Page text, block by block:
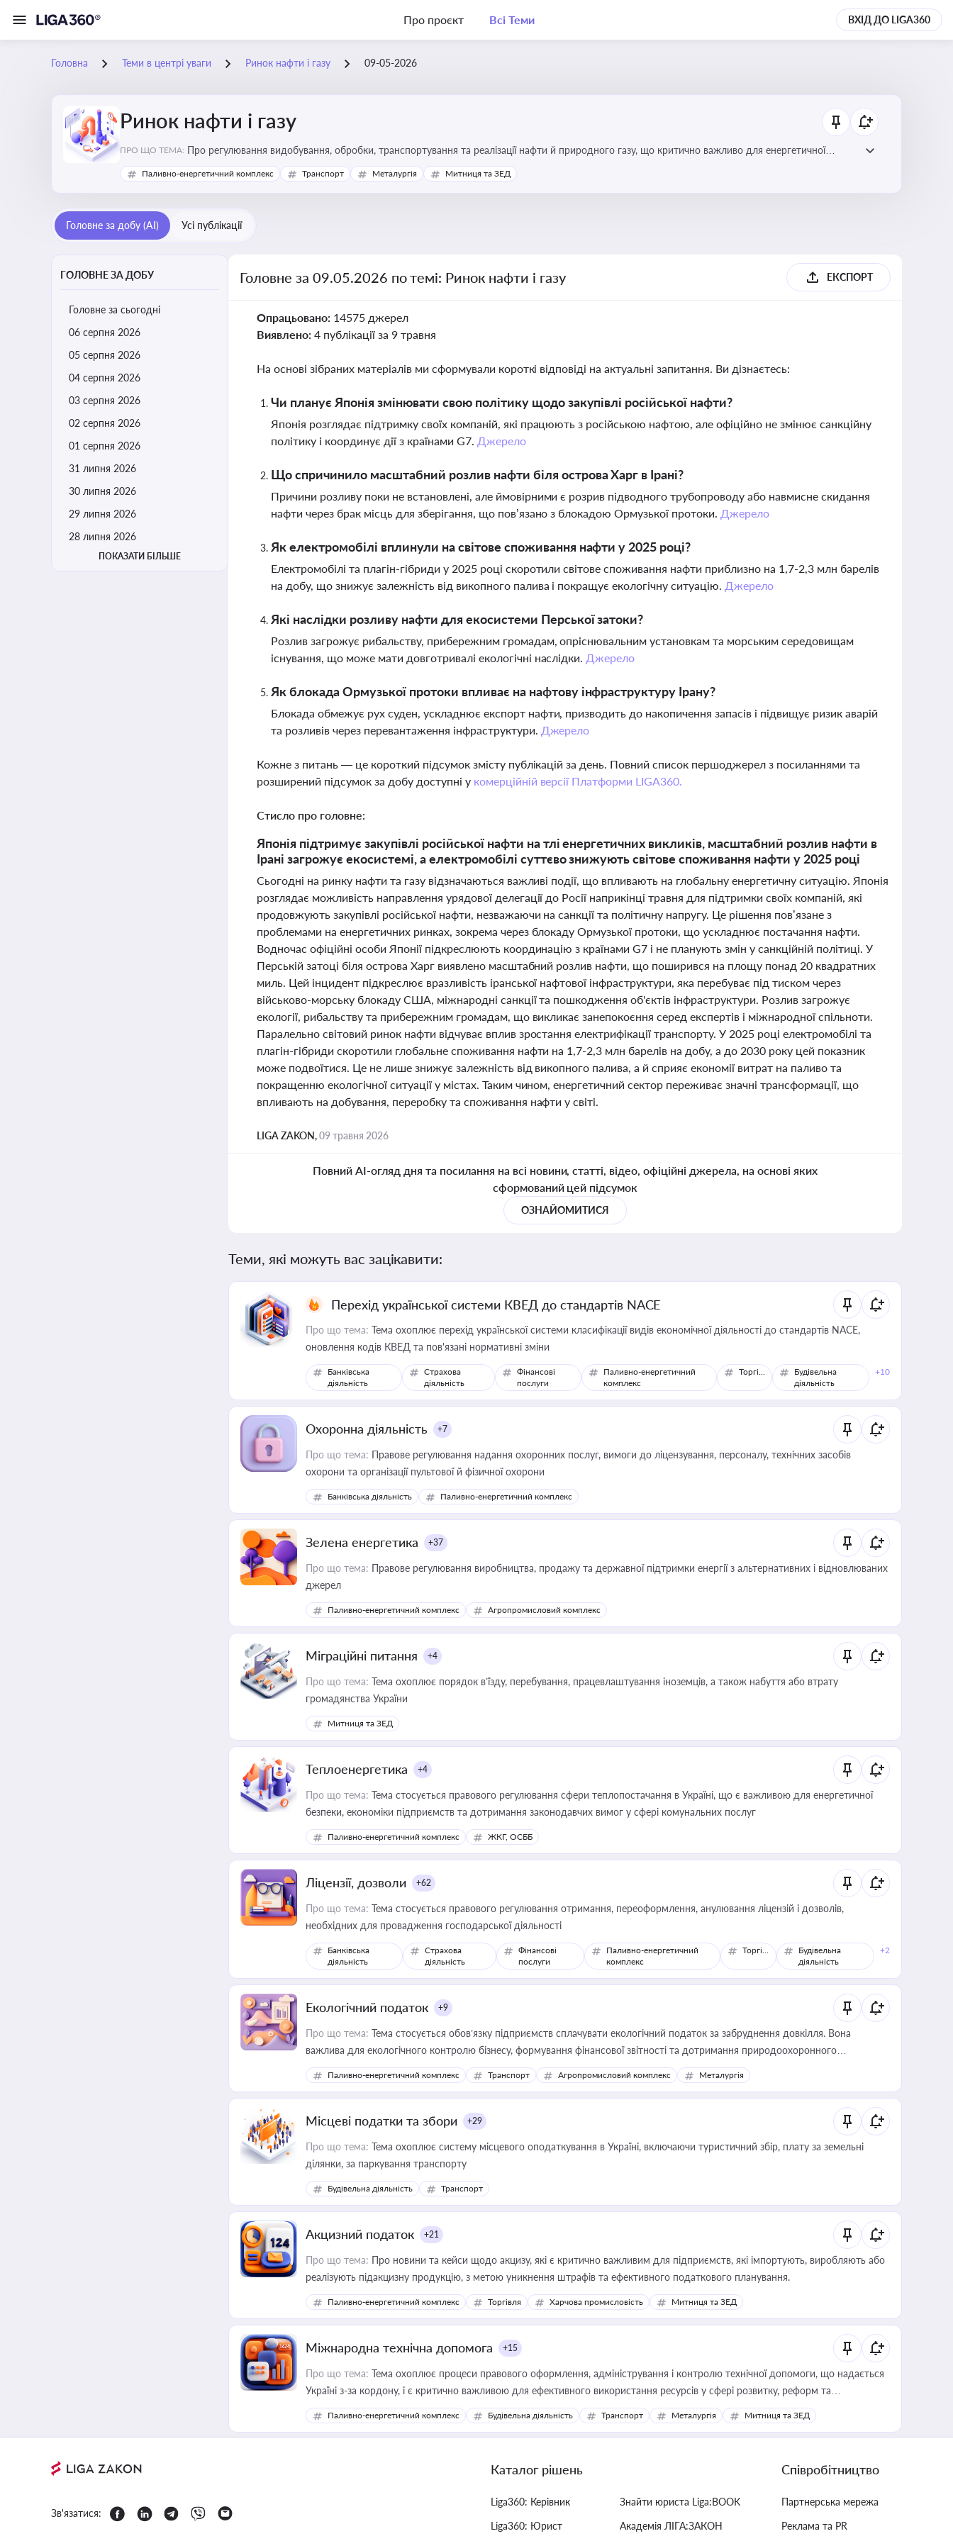
Про проєкт Всі Теми ВХІД ДО LIGA360
Головна Теми в центрі уваги Ринок нафти і газу 09-05-2026
Ринок нафти і газу
ПРО ЩО ТЕМА: Про регулювання видобування, обробки, транспортування та реалізації нафти й природного газу, що критично важливо для енергетичної
безпеки, інвестицій у галузь та дотримання ліцензійних умов діяльності
Паливно-енергетичний комплекс Транспорт Металургія Митниця та ЗЕД
Головне за добу (AI) Усі публікації
ГОЛОВНЕ ЗА ДОБУ
Головне за сьогодні
06 серпня 2026
05 серпня 2026
04 серпня 2026
03 серпня 2026
02 серпня 2026
01 серпня 2026
31 липня 2026
30 липня 2026
29 липня 2026
28 липня 2026
ПОКАЗАТИ БІЛЬШЕ
Головне за 09.05.2026 по темі: Ринок нафти і газу ЕКСПОРТ
Опрацьовано: 14575 джерел
Виявлено: 4 публікації за 9 травня
На основі зібраних матеріалів ми сформували короткі відповіді на актуальні запитання. Ви дізнаєтесь:
Чи планує Японія змінювати свою політику щодо закупівлі російської нафти?
Японія розглядає підтримку своїх компаній, які працюють з російською нафтою, але офіційно не змінює санкційну
політику і координує дії з країнами G7. Джерело
Що спричинило масштабний розлив нафти біля острова Харг в Ірані?
Причини розливу поки не встановлені, але ймовірними є розрив підводного трубопроводу або навмисне скидання
нафти через брак місць для зберігання, що пов’язано з блокадою Ормузької протоки. Джерело
Як електромобілі вплинули на світове споживання нафти у 2025 році?
Електромобілі та плагін-гібриди у 2025 році скоротили світове споживання нафти приблизно на 1,7-2,3 млн барелів
на добу, що знижує залежність від викопного палива і покращує екологічну ситуацію. Джерело
Які наслідки розливу нафти для екосистеми Перської затоки?
Розлив загрожує рибальству, прибережним громадам, опріснювальним установкам та морським середовищам
існування, що може мати довготривалі екологічні наслідки. Джерело
Як блокада Ормузької протоки впливає на нафтову інфраструктуру Ірану?
Блокада обмежує рух суден, ускладнює експорт нафти, призводить до накопичення запасів і підвищує ризик аварій
та розливів через перевантаження інфраструктури. Джерело
Кожне з питань — це короткий підсумок змісту публікацій за день. Повний список першоджерел з посиланнями та
розширений підсумок за добу доступні у комерційній версії Платформи LIGA360.
Стисло про головне:
Японія підтримує закупівлі російської нафти на тлі енергетичних викликів, масштабний розлив нафти в
Ірані загрожує екосистемі, а електромобілі суттєво знижують світове споживання нафти у 2025 році
Сьогодні на ринку нафти та газу відзначаються важливі події, що впливають на глобальну енергетичну ситуацію. Японія
розглядає можливість направлення урядової делегації до Росії наприкінці травня для підтримки своїх компаній, які
продовжують закупівлі російської нафти, незважаючи на санкції та політичну напругу. Це рішення пов’язане з
проблемами на енергетичних ринках, зокрема через блокаду Ормузької протоки, що ускладнює постачання нафти.
Водночас офіційні особи Японії підкреслюють координацію з країнами G7 і не планують змін у санкційній політиці. У
Перській затоці біля острова Харг виявлено масштабний розлив нафти, що поширився на площу понад 20 квадратних
миль. Цей інцидент підкреслює вразливість іранської нафтової інфраструктури, яка перебуває під тиском через
військово-морську блокаду США, міжнародні санкції та пошкодження об'єктів інфраструктури. Розлив загрожує
екології, рибальству та прибережним громадам, що викликає занепокоєння серед експертів і міжнародної спільноти.
Паралельно світовий ринок нафти відчуває вплив зростання електрифікації транспорту. У 2025 році електромобілі та
плагін-гібриди скоротили глобальне споживання нафти на 1,7-2,3 млн барелів на добу, а до 2030 року цей показник
може подвоїтися. Це не лише знижує залежність від викопного палива, а й сприяє економії витрат на паливо та
покращенню екологічної ситуації у містах. Таким чином, енергетичний сектор переживає значні трансформації, що
впливають на добування, переробку та споживання нафти у світі.
LIGA ZAKON,09 травня 2026
Повний AI-огляд дня та посилання на всі новини, статті, відео, офіційні джерела, на основі яких
сформований цей підсумок
ОЗНАЙОМИТИСЯ
Теми, які можуть вас зацікавити:
Перехід української системи КВЕД до стандартів NACE
Про що тема: Тема охоплює перехід української системи класифікації видів економічної діяльності до стандартів NACE,
оновлення кодів КВЕД та пов'язані нормативні зміни
Банківська
діяльність
Страхова
діяльність
Фінансові
послуги
Паливно-енергетичний
комплекс
Торгівля
Будівельна
діяльність
+10
Охоронна діяльність +7
Про що тема: Правове регулювання надання охоронних послуг, вимоги до ліцензування, персоналу, технічних засобів
охорони та організації пультової й фізичної охорони
Банківська діяльність Паливно-енергетичний комплекс
Зелена енергетика +37
Про що тема: Правове регулювання виробництва, продажу та державної підтримки енергії з альтернативних і відновлюваних
джерел
Паливно-енергетичний комплекс Агропромисловий комплекс
Міграційні питання +4
Про що тема: Тема охоплює порядок в’їзду, перебування, працевлаштування іноземців, а також набуття або втрату
громадянства України
Митниця та ЗЕД
Теплоенергетика +4
Про що тема: Тема стосується правового регулювання сфери теплопостачання в Україні, що є важливою для енергетичної
безпеки, економіки підприємств та дотримання законодавчих вимог у сфері комунальних послуг
Паливно-енергетичний комплекс ЖКГ, ОСББ
Ліцензії, дозволи +62
Про що тема: Тема стосується правового регулювання отримання, переоформлення, анулювання ліцензій і дозволів,
необхідних для провадження господарської діяльності
Банківська
діяльність
Страхова
діяльність
Фінансові
послуги
Паливно-енергетичний
комплекс
Торгівля
Будівельна
діяльність
+2
Екологічний податок +9
Про що тема: Тема стосується обов’язку підприємств сплачувати екологічний податок за забруднення довкілля. Вона
важлива для екологічного контролю бізнесу, формування фінансової звітності та дотримання природоохоронного
законодавства
Паливно-енергетичний комплекс Транспорт Агропромисловий комплекс Металургія
Місцеві податки та збори +29
Про що тема: Тема охоплює систему місцевого оподаткування в Україні, включаючи туристичний збір, плату за земельні
ділянки, за паркування транспорту
Будівельна діяльність Транспорт
Акцизний податок +21
Про що тема: Про новини та кейси щодо акцизу, які є критично важливим для підприємств, які імпортують, виробляють або
реалізують підакцизну продукцію, з метою уникнення штрафів та ефективного податкового планування.
Паливно-енергетичний комплекс Торгівля Харчова промисловість Митниця та ЗЕД
Міжнародна технічна допомога +15
Про що тема: Тема охоплює процеси правового оформлення, адміністрування і контролю технічної допомоги, що надається
Україні з-за кордону, і є критично важливою для ефективного використання ресурсів у сфері розвитку, реформ та
інфраструктурних проєктів
Паливно-енергетичний комплекс Будівельна діяльність Транспорт Металургія Митниця та ЗЕД
Зв'язатися:
Каталог рішень
Liga360: Керівник
Liga360: Юрист
Знайти юриста Liga:BOOK
Академія ЛІГА:ЗАКОН
Співробітництво
Партнерська мережа
Реклама та PR